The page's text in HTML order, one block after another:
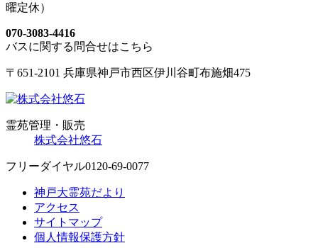
曜定休）
070-3083-4416
バスに関する問合せはこちら
〒651-2101 兵庫県神戸市西区伊川谷町布施畑475
霊苑管理・販売
株式会社悠石
フリーダイヤル0120-69-0077
神戸大霊苑だより
アクセス
サイトマップ
個人情報保護方針